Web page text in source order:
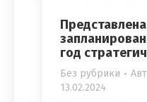
год
Без рубрики
13.02.2024